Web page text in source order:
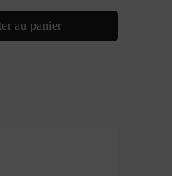
au panier